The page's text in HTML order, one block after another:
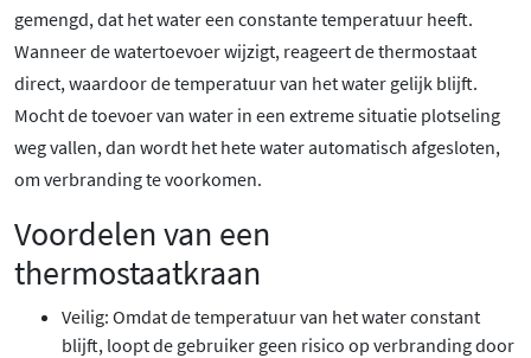
gemengd, dat het water een constante temperatuur heeft.
Wanneer de watertoevoer wijzigt, reageert de thermostaat
direct, waardoor de temperatuur van het water gelijk blijft.
Mocht de toevoer van water in een extreme situatie plotseling
weg vallen, dan wordt het hete water automatisch afgesloten,
om verbranding te voorkomen.
Voordelen van een
thermostaatkraan
Veilig: Omdat de temperatuur van het water constant
blijft, loopt de gebruiker geen risico op verbranding door